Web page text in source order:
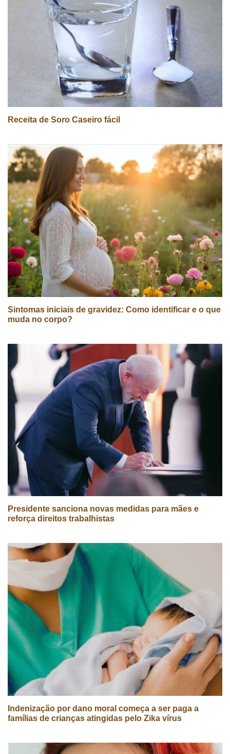
Receita de Soro Caseiro fácil
Sintomas iniciais de gravidez: Como identificar e o que
muda no corpo?
Presidente sanciona novas medidas para mães e
reforça direitos trabalhistas
Indenização por dano moral começa a ser paga a
famílias de crianças atingidas pelo Zika vírus